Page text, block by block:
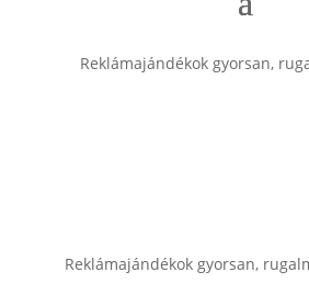
Reklámajándékok gyorsan,
Reklámajándékok gyorsan,